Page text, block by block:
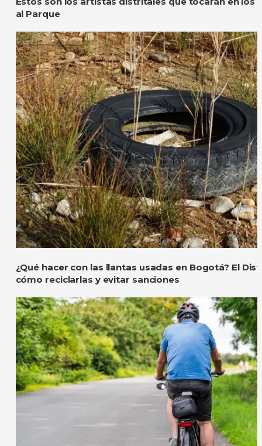
al Parque
¿Qué hacer con las llantas usadas en Bogotá? El
cómo reciclarlas y evitar sanciones